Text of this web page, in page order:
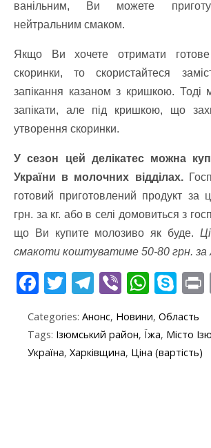
ванільним, Ви можете
нейтральним смаком.
Якщо Ви хочете отримати
скоринки, то скористайтеся
запікання казаном з кришкою. Тоді
запікати, але під кришкою, що
утворення скоринки.
У сезон цей делікатес можна
України в молочних відділах.
готовий приготовлений продукт за
грн. за кг. або в селі домовиться з
що Ви купите молозиво як буде.
смакоти коштуватиме 50-80 грн. за
F
ac
e
b
T
w
itt
er
T
el
e
gr
Vi
b
er
W
h
at
s
S
k
y
p
t
Categories: Анонс, Новини, Область
Tags: Ізюмський район, Їжа, Місто
Україна, Харківщина, Ціна (вартість)